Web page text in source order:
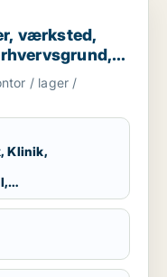
butik, klinik,
værksted,
eller
i Region
/ lager /
Klinik,